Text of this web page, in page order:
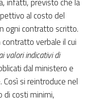
al costo del
ogni contratto scritto.
verbale il cui
valori indicativi di
dal ministero e
si reintroduce nel
di costi minimi,